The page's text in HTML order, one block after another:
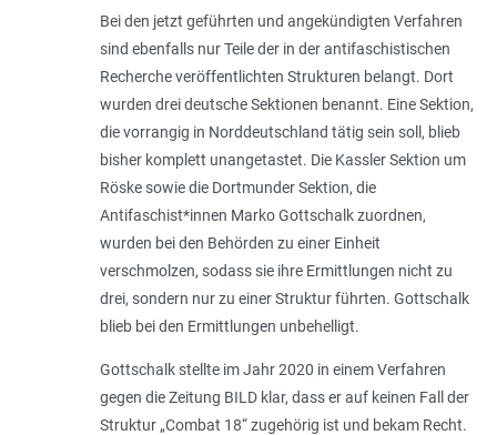
Bei den jetzt geführten und angekündigten Verfahren
sind ebenfalls nur Teile der in der antifaschistischen
Recherche veröffentlichten Strukturen belangt. Dort
wurden drei deutsche Sektionen benannt. Eine Sektion,
die vorrangig in Norddeutschland tätig sein soll, blieb
bisher komplett unangetastet. Die Kassler Sektion um
Röske sowie die Dortmunder Sektion, die
Antifaschist*innen Marko Gottschalk zuordnen,
wurden bei den Behörden zu einer Einheit
verschmolzen, sodass sie ihre Ermittlungen nicht zu
drei, sondern nur zu einer Struktur führten. Gottschalk
blieb bei den Ermittlungen unbehelligt.
Gottschalk stellte im Jahr 2020 in einem Verfahren
gegen die Zeitung BILD klar, dass er auf keinen Fall der
Struktur „Combat 18“ zugehörig ist und bekam Recht.